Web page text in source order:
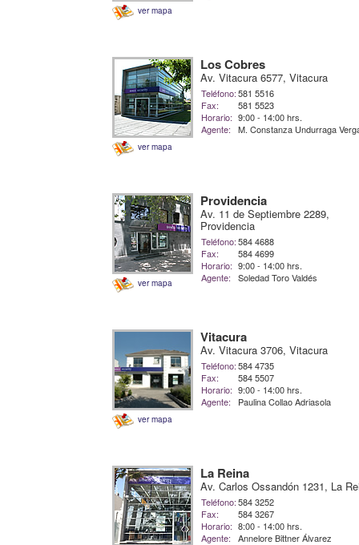
ver mapa
ver mapa
Los Cobres
Av. Vitacura 6577, Vitacura
Teléfono:581 5516
Fax:
581 5523
Horario: 9:00 - 14:00 hrs.
Agente:
M. Constanza Undurraga
ver mapa
Providencia
Av. 11 de Septiembre 2289,
Providencia
Teléfono:584 4688
Fax:
584 4699
Horario: 9:00 - 14:00 hrs.
Agente:
Soledad Toro Valdés
ver mapa
Vitacura
Av. Vitacura 3706, Vitacura
Teléfono:584 4735
Fax:
584 5507
Horario: 9:00 - 14:00 hrs.
Agente:
Paulina Collao Adriasola
La Reina
Av. Carlos Ossandón 1231, La
Teléfono:584 3252
Fax:
584 3267
Horario: 8:00 - 14:00 hrs.
Agente:
Annelore Bittner Álvarez